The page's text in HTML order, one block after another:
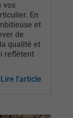
vos
En
et
de
qualité et
reflètent
Lire l'article